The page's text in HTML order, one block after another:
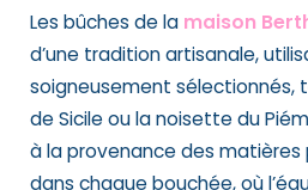
Les bûches de la maison
d’une tradition artisanale,
soigneusement sélectionnés,
de Sicile ou la noisette du
à la provenance des
dans chaque bouchée, où